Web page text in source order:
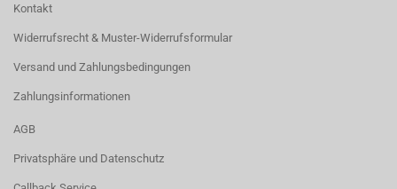
Kontakt
Widerrufsrecht & Muster-Widerrufsformular
Versand und Zahlungsbedingungen
Zahlungsinformationen
AGB
Privatsphäre und Datenschutz